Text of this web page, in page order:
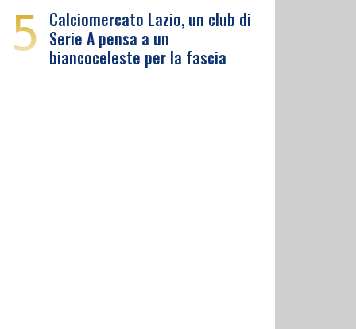
5 Calciomercato Lazio, un club di
Serie A pensa a un
biancoceleste per la fascia